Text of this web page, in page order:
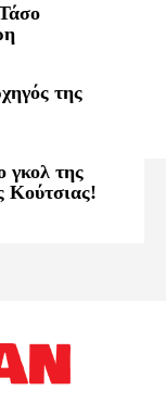
της
γκολ της
Κούτσιας!